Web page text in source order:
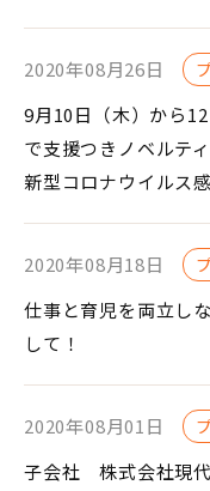
2020年08月26日
9月10日（木）から
で支援つきノベルテ
新型コロナウイルス
2020年08月18日
仕事と育児を両立し
して！
2020年08月01日
子会社 株式会社現